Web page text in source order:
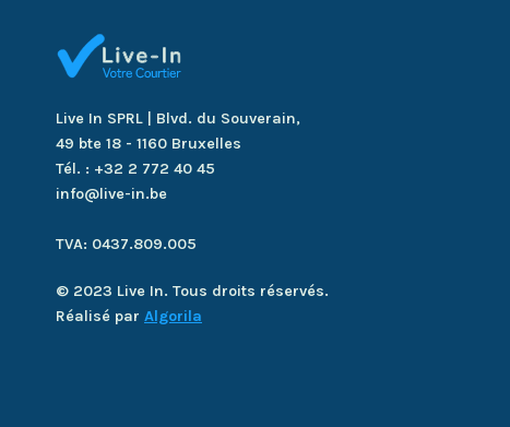
Live In SPRL | Blvd. du Souverain,
49 bte 18 - 1160 Bruxelles
Tél. : +32 2 772 40 45
info@live-in.be
TVA: 0437.809.005
© 2023 Live In. Tous droits réservés.
Réalisé par Algorila